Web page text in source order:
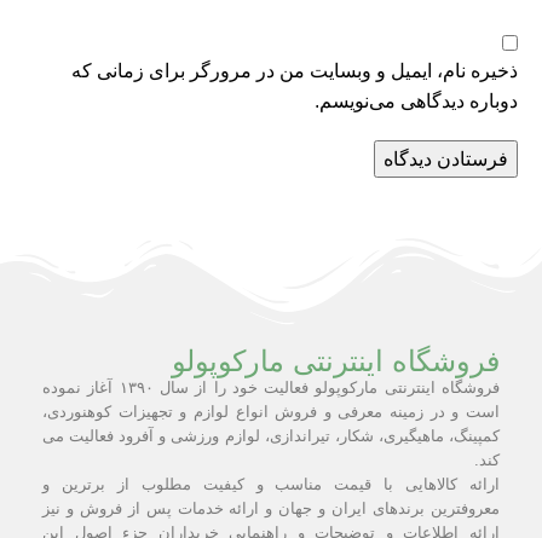
ذخیره نام، ایمیل و وبسایت من در مرورگر برای زمانی که
دوباره دیدگاهی می‌نویسم.
فروشگاه اینترنتی مارکوپولو
فروشگاه اینترنتی مارکوپولو فعالیت خود را از سال ۱۳۹۰ آغاز نموده
است و در زمینه معرفی و فروش انواع لوازم و تجهیزات کوهنوردی،
کمپینگ، ماهیگیری، شکار، تیراندازی، لوازم ورزشی و آفرود فعالیت می
کند.
ارائه کالاهایی با قیمت مناسب و کیفیت مطلوب از برترین و
معروفترین برندهای ایران و جهان و ارائه خدمات پس از فروش و نیز
ارائه اطلاعات و توضیحات و راهنمایی خریداران جزء اصول این